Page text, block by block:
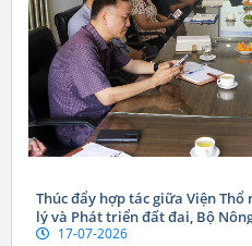
Thúc đẩy hợp tác giữa Viện Thổ
lý và Phát triển đất đai, Bộ
CHDCND Lào
17-07-2026